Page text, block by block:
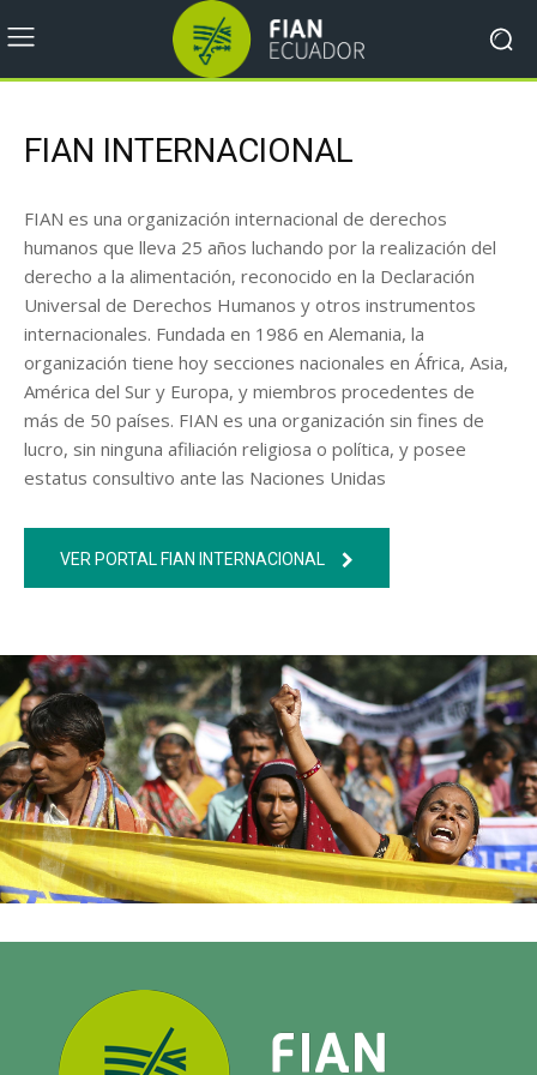
FIAN INTERNACIONAL
FIAN es una organización internacional de derechos
humanos que lleva 25 años luchando por la realización del
derecho a la alimentación, reconocido en la Declaración
Universal de Derechos Humanos y otros instrumentos
internacionales. Fundada en 1986 en Alemania, la
organización tiene hoy secciones nacionales en África, Asia,
América del Sur y Europa, y miembros procedentes de
más de 50 países. FIAN es una organización sin fines de
lucro, sin ninguna afiliación religiosa o política, y posee
estatus consultivo ante las Naciones Unidas
VER PORTAL FIAN INTERNACIONAL